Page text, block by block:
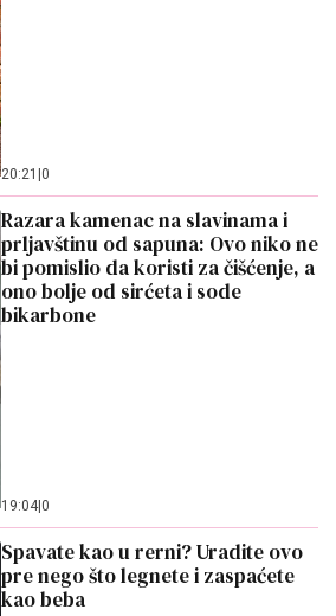
20:21 0
Razara kamenac na slavinama i
prljavštinu od sapuna: Ovo niko ne
bi pomislio da koristi za čišćenje, a
ono bolje od sirćeta i sode
bikarbone
19:04 0
Spavate kao u rerni? Uradite ovo
pre nego što legnete i zaspaćete
kao beba